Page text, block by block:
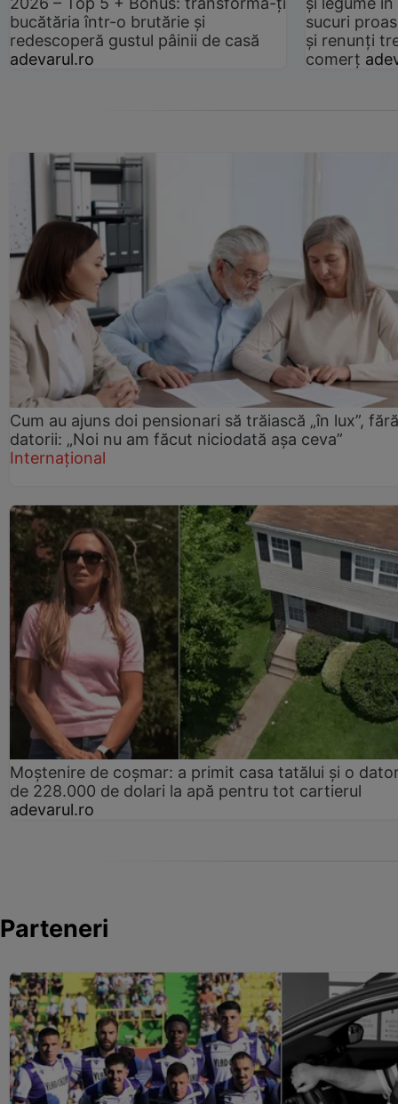
bucătăria într-o brutărie și
redescoperă gustul pâinii de casă
adevarul.ro
sucuri
și renunți
comerț
Cum au ajuns doi pensionari să trăiască „în lux”, fără
datorii: „Noi nu am făcut niciodată așa ceva”
Internațional
Moștenire de coșmar: a primit casa tatălui și o
de 228.000 de dolari la apă pentru tot cartierul
adevarul.ro
Parteneri